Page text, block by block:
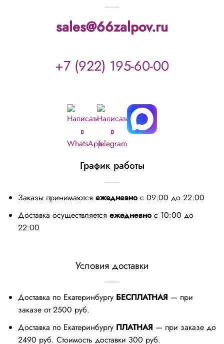
sales@66zalpov.ru
+7 (922) 195-60-00
График работы
Заказы принимаются ежедневнос 09:00 до 22:00
Доставка осуществляется ежедневнос 10:00 до
22:00
Условия доставки
Доставка по Екатеринбургу БЕСПЛАТНАЯ — при
заказе от 2500 руб.
Доставка по Екатеринбургу ПЛАТНАЯ — при заказе до
2490 руб. Стоимость доставки 300 руб.